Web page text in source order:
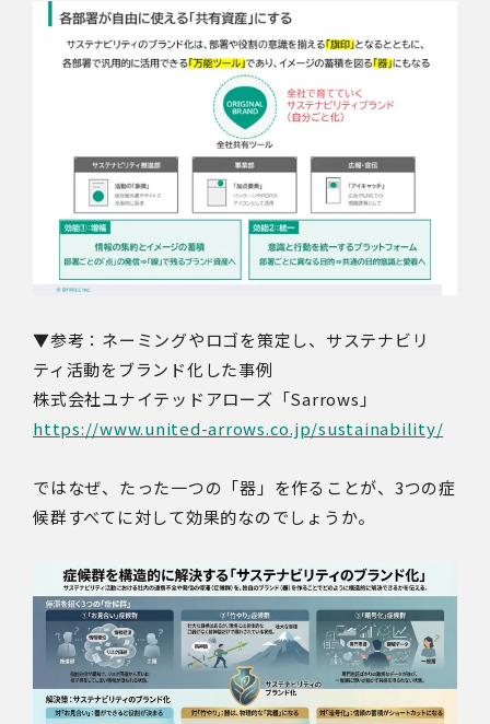
▼参考：ネーミングやロゴを策定し、サステナビリ
ティ活動をブランド化した事例
株式会社ユナイテッドアローズ「Sarrows」
https://www.united-arrows.co.jp/sustainability/
ではなぜ、たった一つの「器」を作ることが、3つの症
候群すべてに対して効果的なのでしょうか。